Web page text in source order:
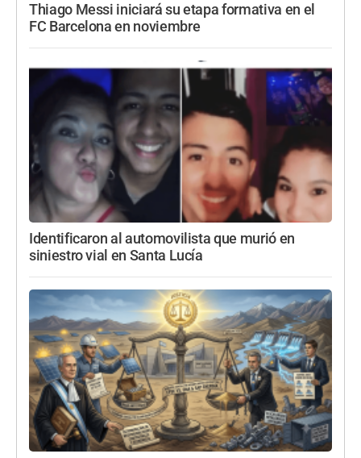
Thiago Messi iniciará su etapa formativa en el
FC Barcelona en noviembre
Identificaron al automovilista que murió en
siniestro vial en Santa Lucía